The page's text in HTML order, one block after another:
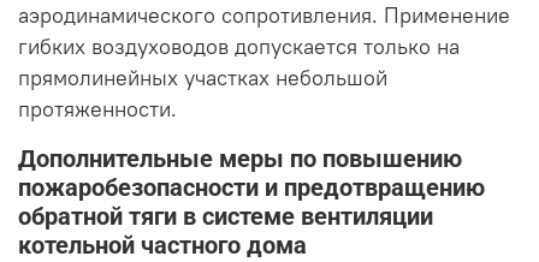
аэродинамического сопротивления. Применение
гибких воздуховодов допускается только на
прямолинейных участках небольшой
протяженности.
Дополнительные меры по повышению
пожаробезопасности и предотвращению
обратной тяги в системе вентиляции
котельной частного дома